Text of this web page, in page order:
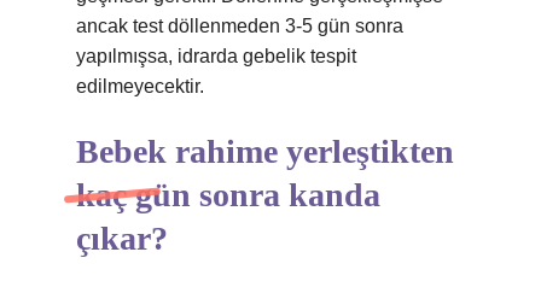
ancak test döllenmeden 3-5 gün sonra
yapılmışsa, idrarda gebelik tespit
edilmeyecektir.
Bebek rahime yerleştikten
kaç gün sonra kanda
çıkar?